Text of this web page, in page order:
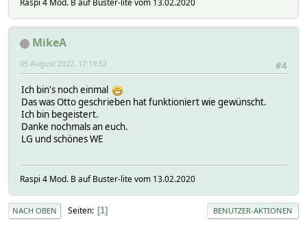
Raspi 4 Mod. B auf Buster-lite vom 13.02.2020
MikeA
#4
05 August 2022, 17:19:52
Ich bin's noch einmal
Das was Otto geschrieben hat funktioniert wie gewünscht.
Ich bin begeistert.
Danke nochmals an euch.
LG und schönes WE
Raspi 4 Mod. B auf Buster-lite vom 13.02.2020
NACH OBEN Seiten 1 BENUTZER-AKTIONEN